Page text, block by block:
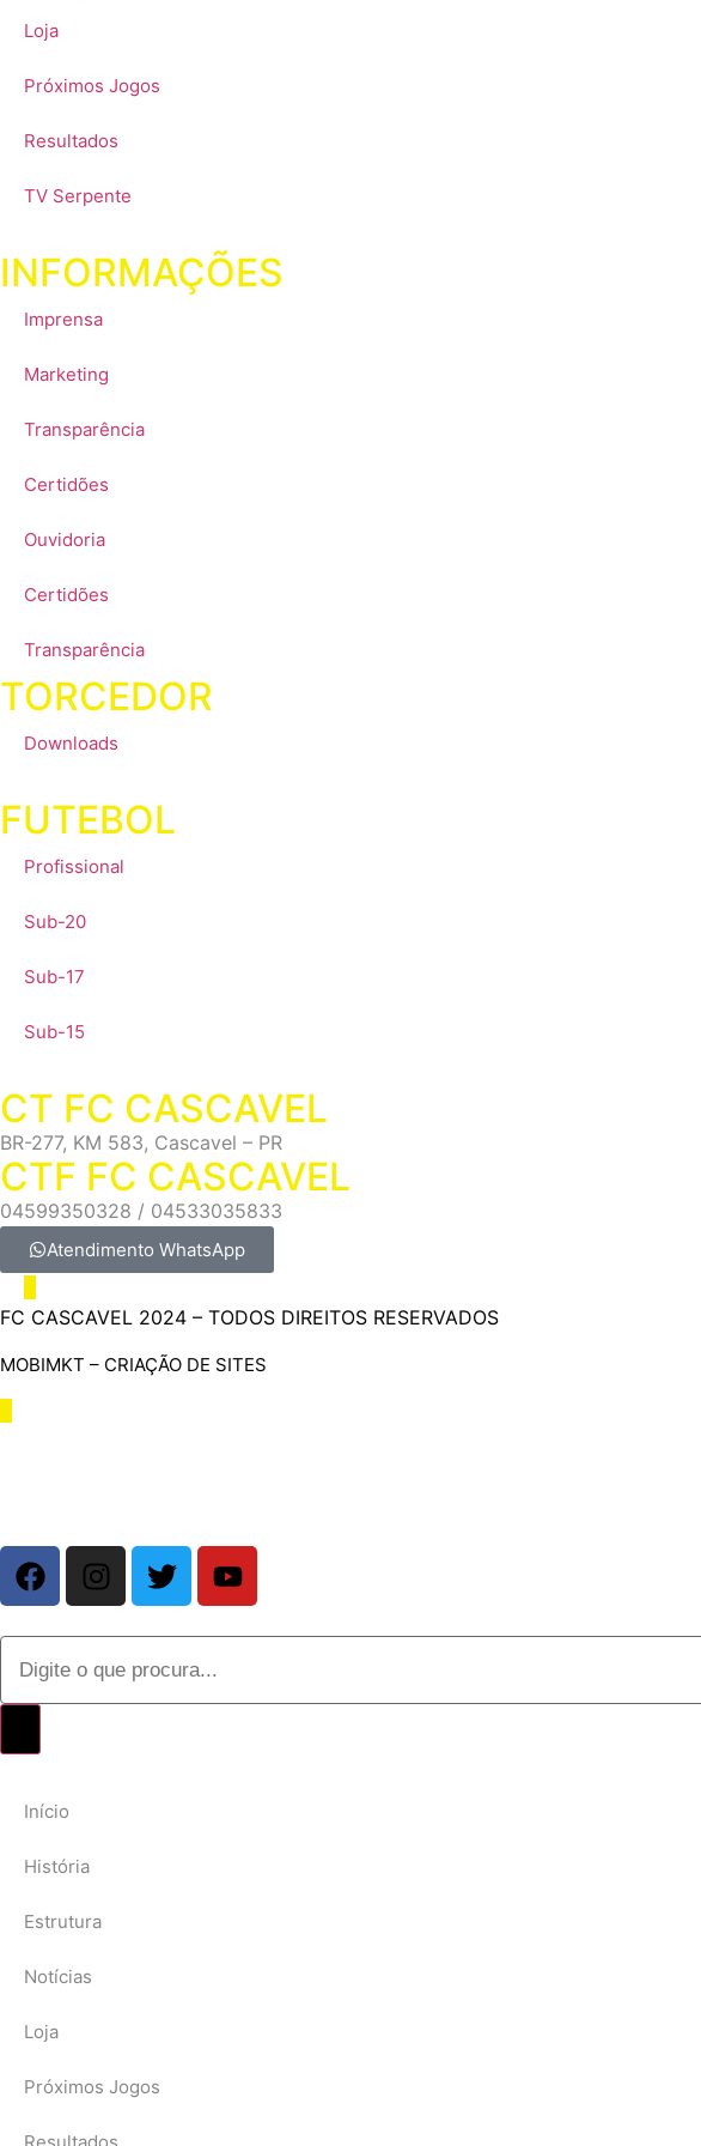
Loja
Próximos Jogos
Resultados
TV Serpente
INFORMAÇÕES
Imprensa
Marketing
Transparência
Certidões
Ouvidoria
Certidões
Transparência
TORCEDOR
Downloads
FUTEBOL
Profissional
Sub-20
Sub-17
Sub-15
CT FC CASCAVEL
BR-277, KM 583, Cascavel – PR
CTF FC CASCAVEL
04599350328 / 04533035833
Atendimento WhatsApp
FC CASCAVEL 2024 – TODOS DIREITOS RESERVADOS
MOBIMKT – CRIAÇÃO DE SITES
Início
História
Estrutura
Notícias
Loja
Próximos Jogos